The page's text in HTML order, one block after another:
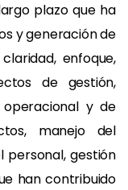
plazo que ha
y generación de
enfoque,
de gestión,
operacional y de
manejo del
personal, gestión
han contribuido